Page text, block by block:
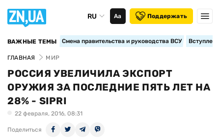
RU Аа Поддержать
ВАЖНЫЕ ТЕМЫ Смена правительства и руководства ВСУ
ГЛАВНАЯ МИР
РОССИЯ УВЕЛИЧИЛА ЭКСПОРТ
ОРУЖИЯ ЗА ПОСЛЕДНИЕ ПЯТЬ ЛЕТ НА
28% - SIPRI
22 февраля, 2016, 08:31
Поделиться